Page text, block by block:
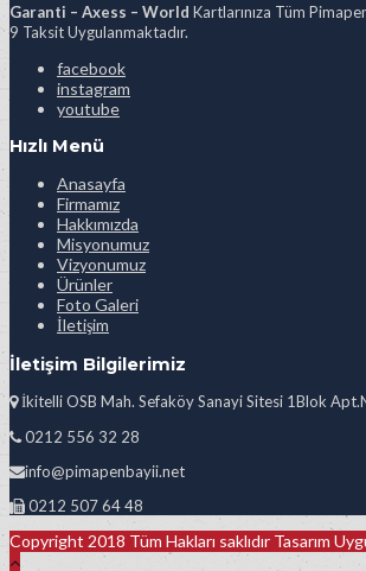
Garanti – Axess – World Kartlarınıza Tüm
9 Taksit Uygulanmaktadır.
facebook
instagram
youtube
Hızlı Menü
Anasayfa
Firmamız
Hakkımızda
Misyonumuz
Vizyonumuz
Ürünler
Foto Galeri
İletişim
İletişim Bilgilerimiz
İkitelli OSB Mah. Sefaköy Sanayi Sitesi 1Blok
0212 556 32 28
info@pimapenbayii.net
0212 507 64 48
Copyright 2018 Tüm Hakları saklıdır Tasarım